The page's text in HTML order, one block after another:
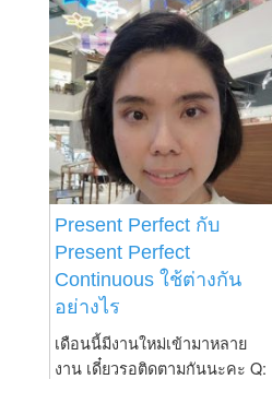
เครียดที่บาดเจ็บในอุบัติเหตุทาง
รถยนต์ จะเห็นได้เลยว่าปัญหา
ของน้องคือเกิดจากการระบุสิ่งที่
เป็นหลักกับส่วนขยายซึ่งปัญหานี้
ก็เจออยู่เสมอและยิ่งถ้าต่อไปน้อง
เรียนขึ้นไปถึงระดับสูงที่ประโยค
มันยาวมากกว่านี้ปัญหานี้ก็จะ
ถือว่ากลายเป็นเรื่องใหญ่เลยค่ะ
อย่างประโยคนี้สิ่งที่เราต้องแปล
ก่อนก็คือ He was injured. ก็คือ
เขาบาดเจ็บ ส่วน seriously จะ
แปลว่าอย่างมากหรืออย่างหนัก
ทำหน้าที่ขยาย injured ก็คือบาด
เจ็บไม่ใช่น้อย ดังนั้นเมื่อเราจับ
หลักได้เราก็จะแปลว่า เขาบาด
Present Perfect กับ
Present Perfect
Continuous ใช้ต่างกัน
อย่างไร
เดือนนี้มีงานใหม่เข้ามาหลาย
งาน เดี๋ยวรอติดตามกันนะคะ Q: